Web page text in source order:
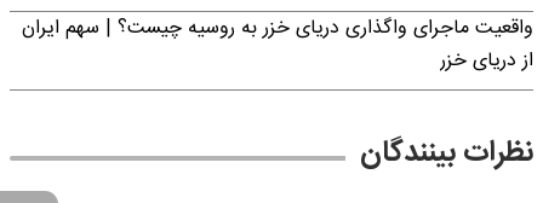
واقعیت ماجرای واگذاری دریای خزر به روسیه چیست؟ | سهم ایران
از دریای خزر
نظرات بینندگان